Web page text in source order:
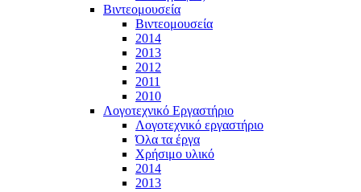
Βιντεομουσεία
Βιντεομουσεία
2014
2013
2012
2011
2010
Λογοτεχνικό Εργαστήριο
Λογοτεχνικό εργαστήριο
Όλα τα έργα
Χρήσιμο υλικό
2014
2013